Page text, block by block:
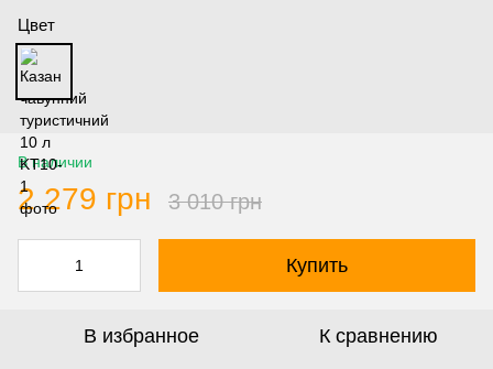
Цвет
В наличии
2 279 грн 3 010 грн
Купить
В избранное К сравнению